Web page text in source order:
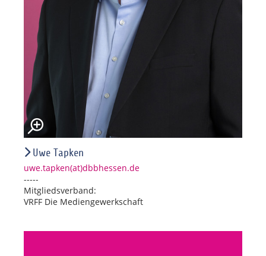
Uwe Tapken
uwe.tapken(at)dbbhessen.de
-----
Mitgliedsverband:
VRFF Die Mediengewerkschaft